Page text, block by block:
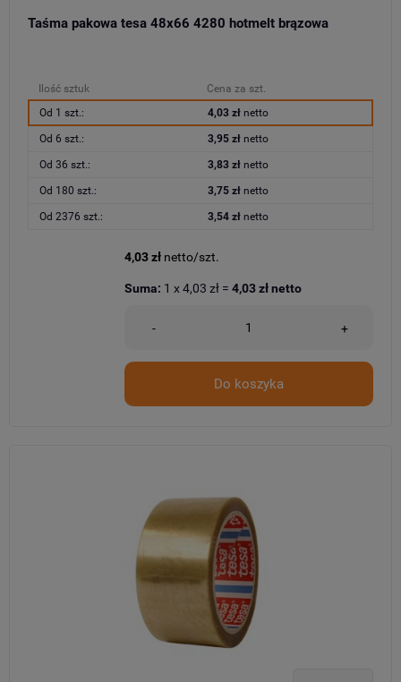
Taśma pakowa tesa 48x66 4280 hotmelt brązowa
Ilość sztuk
Cena za szt.
Od 1 szt.:
4,03 złnetto
Od 6 szt.: 3,95 złnetto
Od 36 szt.: 3,83 złnetto
Od 180 szt.: 3,75 złnetto
Od 2376 szt.: 3,54 złnetto
4,03 zł netto/szt.
- +
Do koszyka
Suma: 1 x4,03 zł = 4,03 złnetto